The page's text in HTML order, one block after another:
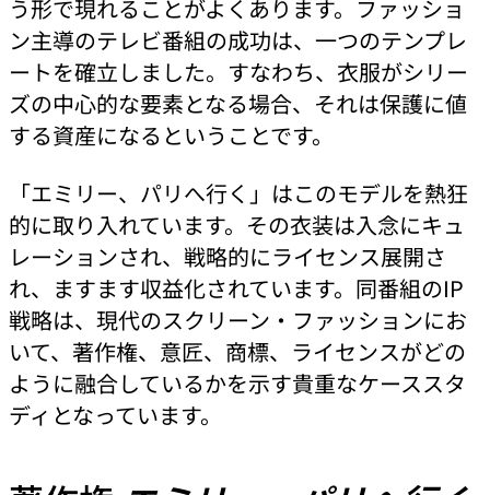
う形で現れることがよくあります。ファッショ
ン主導のテレビ番組の成功は、一つのテンプレ
ートを確立しました。すなわち、衣服がシリー
ズの中心的な要素となる場合、それは保護に値
する資産になるということです。
「エミリー、パリへ行く」はこのモデルを熱狂
的に取り入れています。その衣装は入念にキュ
レーションされ、戦略的にライセンス展開さ
れ、ますます収益化されています。同番組のIP
戦略は、現代のスクリーン・ファッションにお
いて、著作権、意匠、商標、ライセンスがどの
ように融合しているかを示す貴重なケーススタ
ディとなっています。